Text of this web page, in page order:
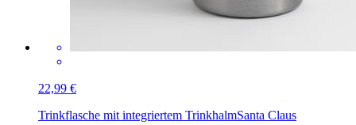
22,99 €
Trinkflasche mit integriertem TrinkhalmSanta Claus